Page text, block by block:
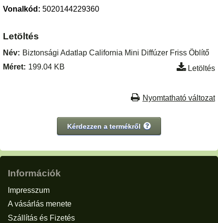
Vonalkód: 5020144229360
Letöltés
Név: Biztonsági Adatlap California Mini Diffúzer Friss Öblítő
Méret: 199.04 KB Letöltés
Nyomtatható változat
Kérdezzen a termékről
Információk
Impresszum
A vásárlás menete
Szállítás és Fizetés